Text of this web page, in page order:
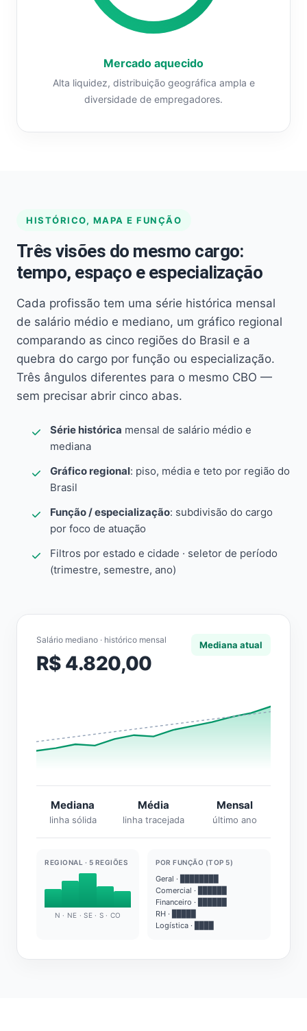
Mercado aquecido
Alta liquidez, distribuição geográfica ampla e
diversidade de empregadores.
HISTÓRICO, MAPA E FUNÇÃO
Três visões do mesmo cargo:
tempo, espaço e especialização
Cada profissão tem uma série histórica mensal
de salário médio e mediano, um gráfico regional
comparando as cinco regiões do Brasil e a
quebra do cargo por função ou especialização.
Três ângulos diferentes para o mesmo CBO —
sem precisar abrir cinco abas.
Série histórica mensal de salário médio e
mediana
Gráfico regional: piso, média e teto por região do
Brasil
Função / especialização: subdivisão do cargo
por foco de atuação
Filtros por estado e cidade · seletor de período
(trimestre, semestre, ano)
Salário mediano · histórico mensal
R$ 4.820,00
Mediana atual
Mediana
linha sólida
Média
linha tracejada
Mensal
último ano
REGIONAL · 5 REGIÕES
N · NE · SE · S · CO
POR FUNÇÃO (TOP 5)
Geral · ████████
Comercial · ██████
Financeiro · ██████
RH · █████
Logística · ████